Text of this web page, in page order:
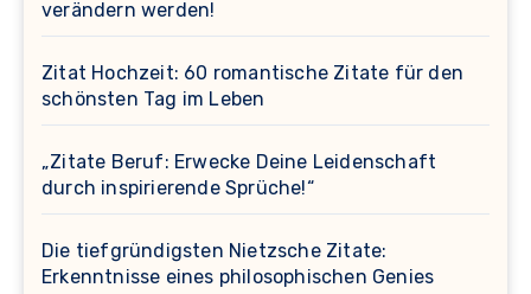
verändern werden!
Zitat Hochzeit: 60 romantische Zitate für den
schönsten Tag im Leben
„Zitate Beruf: Erwecke Deine Leidenschaft
durch inspirierende Sprüche!“
Die tiefgründigsten Nietzsche Zitate:
Erkenntnisse eines philosophischen Genies